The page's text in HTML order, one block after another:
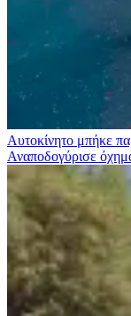
Αυτοκίνητο μπήκε
Αναποδογύρισε